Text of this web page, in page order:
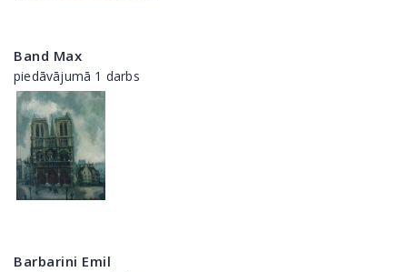
Band Max
piedāvājumā 1 darbs
Barbarini Emil